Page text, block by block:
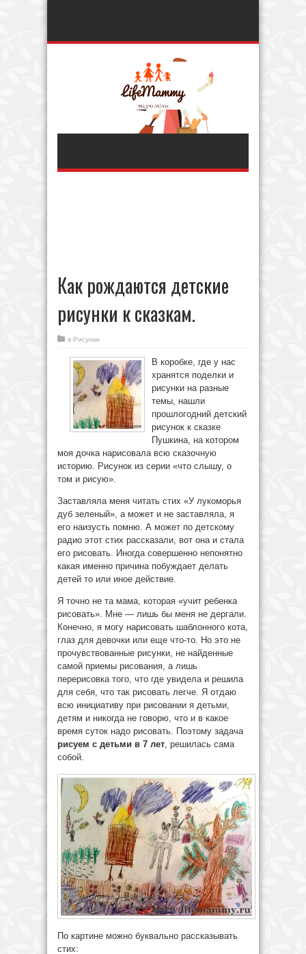
Как рождаются детские
рисунки к сказкам.
в Рисунки
В коробке, где у нас
хранятся поделки и
рисунки на разные
темы, нашли
прошлогодний детский
рисунок к сказке
Пушкина, на котором
моя дочка нарисовала всю сказочную
историю. Рисунок из серии «что слышу, о
том и рисую».
Заставляла меня читать стих «У лукоморья
дуб зеленый», а может и не заставляла, я
его наизусть помню. А может по детскому
радио этот стих рассказали, вот она и стала
его рисовать. Иногда совершенно непонятно
какая именно причина побуждает делать
детей то или иное действие.
Я точно не та мама, которая «учит ребенка
рисовать». Мне — лишь бы меня не дергали.
Конечно, я могу нарисовать шаблонного кота,
глаз для девочки или еще что-то. Но это не
прочувствованные рисунки, не найденные
самой приемы рисования, а лишь
перерисовка того, что где увидела и решила
для себя, что так рисовать легче. Я отдаю
всю инициативу при рисовании я детьми,
детям и никогда не говорю, что и в какое
время суток надо рисовать. Поэтому задача
рисуем с детьми в 7 лет, решилась сама
собой.
По картине можно буквально рассказывать
стих: